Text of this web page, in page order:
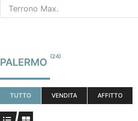
PALERMO (24)
TUTTO VENDITA AFFITTO